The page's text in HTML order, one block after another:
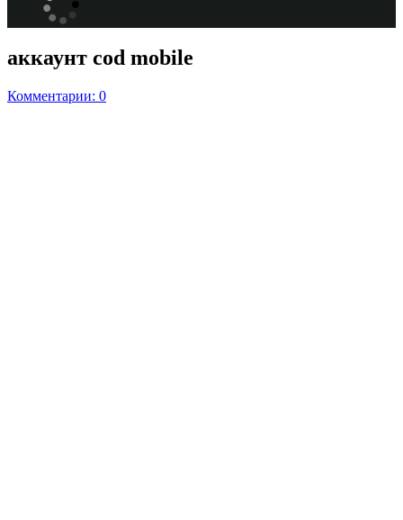
аккаунт cod mobile
Комментарии: 0